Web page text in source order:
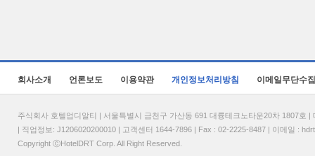
회사소개 언론보도 이용약관 개인정보처리방침 이메일무단수
주식회사 호텔업디알티 | 서울특별시 금천구 가산동 691 대륭테크노타운20차 1807
| 직업정보: J1206020200010 | 고객센터 1644-7896 | Fax : 02-2225-8487 | 이메일 :
Copyright ⓒHotelDRT Corp. All Right Reserved.